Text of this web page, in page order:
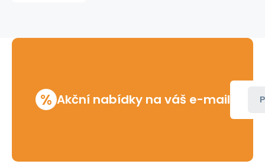
% Akční nabídky na váš e-mail